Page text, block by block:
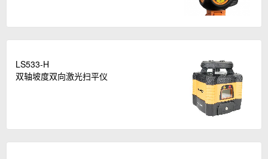
LS533-H
双轴坡度双向激光扫平仪